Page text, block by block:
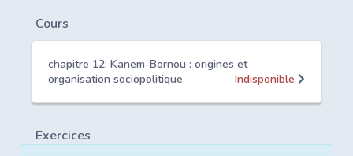
Cours
chapitre 12: Kanem-Bornou : origines et
organisation sociopolitique
Indisponible
Exercices